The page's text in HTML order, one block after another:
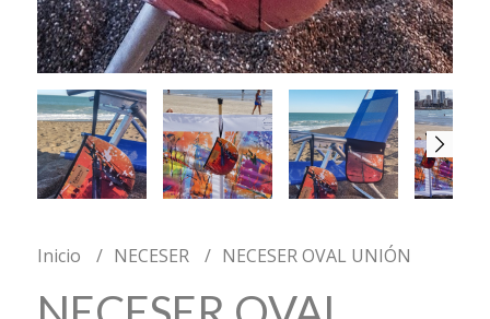
Inicio NECESER NECESER OVAL UNIÓN